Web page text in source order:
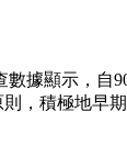
據顯示，自
，積極地早